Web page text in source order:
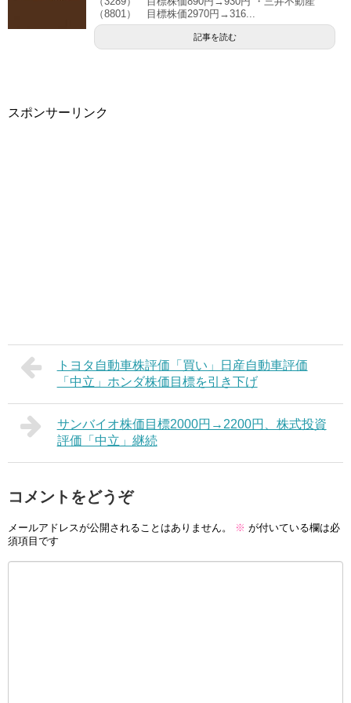
（8801） 目標株価2970円→316...
記事を読む
スポンサーリンク
トヨタ自動車株評価「買い」日産自動車評価
「中立」ホンダ株価目標を引き下げ
サンバイオ株価目標2000円→2200円、株式投資
評価「中立」継続
コメントをどうぞ
メールアドレスが公開されることはありません。 ※ が付いている欄は必
須項目です